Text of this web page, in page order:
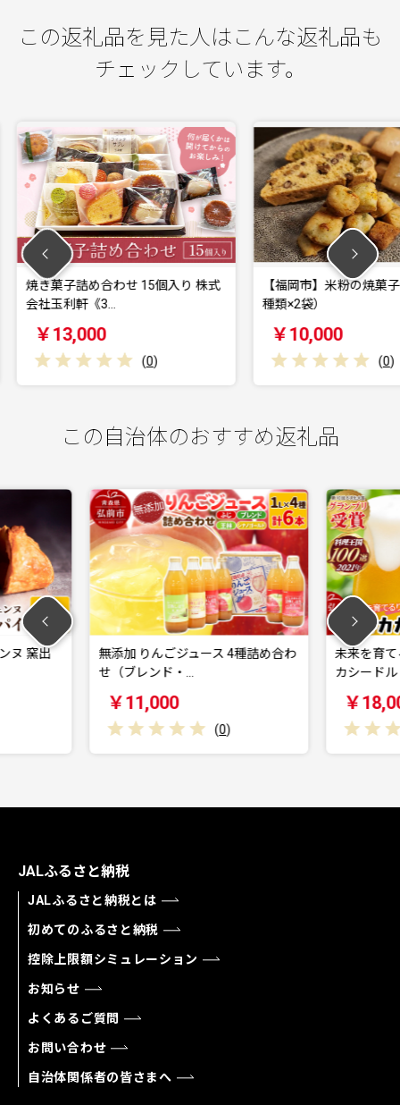
この返礼品を見た人はこんな返礼品も
チェックしています。
個入り 株式
【福岡市】米粉の焼菓子セット（3
種類×2袋）
抹茶バ
この自治体のおすすめ返礼品
ース 4種詰め合わ
未来を育てるりんごのお酒 テキカ
カシードル 330…
￥18,000
密
レ
JALふるさと納税
JALふるさと納税とは
初めてのふるさと納税
控除上限額シミュレーション
お知らせ
よくあるご質問
お問い合わせ
自治体関係者の皆さまへ